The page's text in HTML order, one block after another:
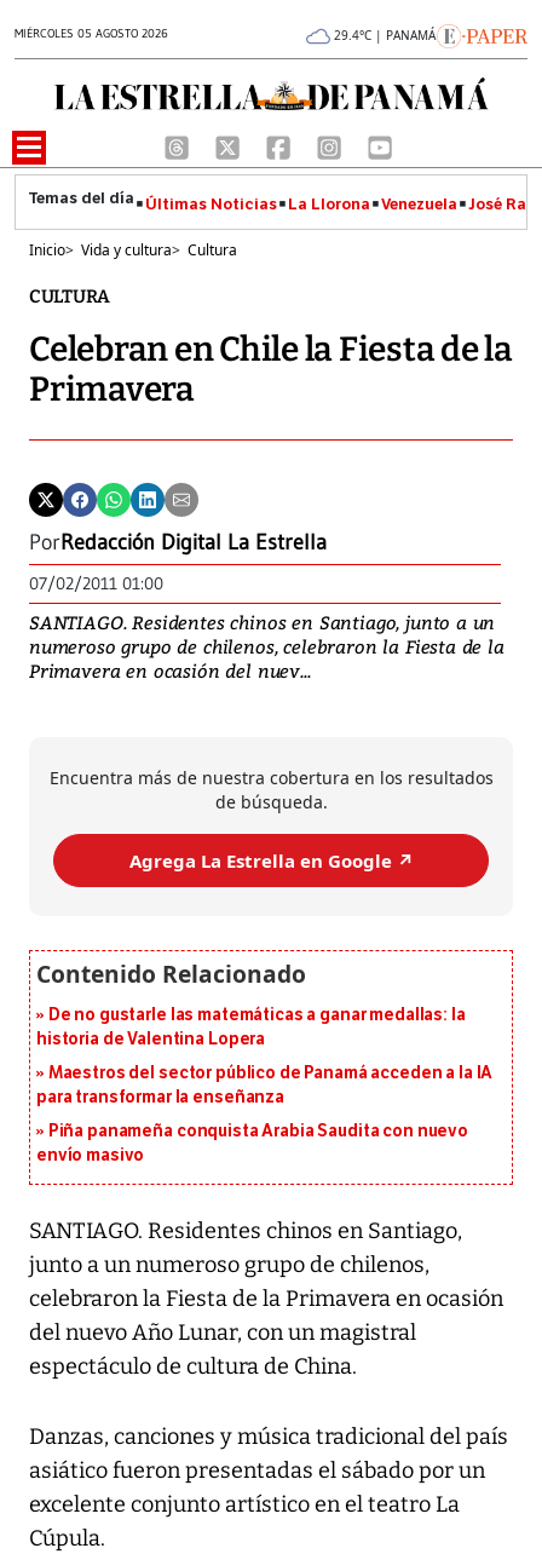
MIÉRCOLES 05 AGOSTO 2026 29.4°C | PANAMÁ
Últimas Noticias La Llorona Venezuela José
Inicio> Vida y cultura> Cultura
CULTURA
Celebran en Chile la Fiesta de la
Primavera
PorRedacción Digital La Estrella
07/02/2011 01:00
SANTIAGO. Residentes chinos en Santiago, junto a un
numeroso grupo de chilenos, celebraron la Fiesta de la
Primavera en ocasión del nuev...
Encuentra más de nuestra cobertura en los resultados
de búsqueda.
Agrega La Estrella en Google ↗️
De no gustarle las matemáticas a ganar medallas: la
historia de Valentina Lopera
Maestros del sector público de Panamá acceden a la IA
para transformar la enseñanza
Piña panameña conquista Arabia Saudita con nuevo
envío masivo
SANTIAGO. Residentes chinos en Santiago,
junto a un numeroso grupo de chilenos,
celebraron la Fiesta de la Primavera en ocasión
del nuevo Año Lunar, con un magistral
espectáculo de cultura de China.
Danzas, canciones y música tradicional del país
asiático fueron presentadas el sábado por un
excelente conjunto artístico en el teatro La
Cúpula.